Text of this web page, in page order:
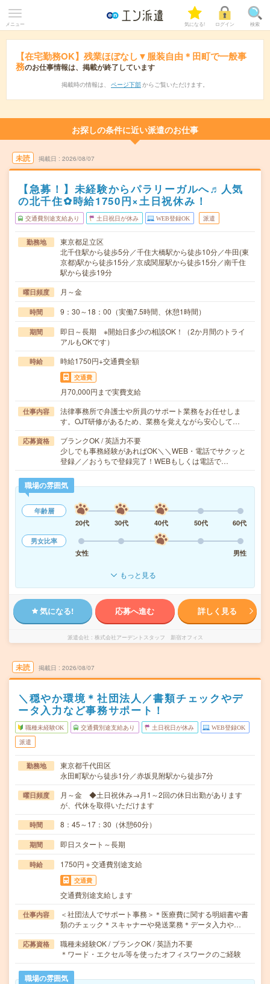
メニュー 気になる! ログイン 検索
【在宅勤務OK】残業ほぼなし▼服装自由＊田町で一般事
務のお仕事情報は、掲載が終了しています
掲載時の情報は、 ページ下部 からご覧いただけます。
お探しの条件に近い派遣のお仕事
未読 掲載日 2026/08/07
【急募！】未経験からパラリーガルへ♬人気
の北千住✿時給1750円×土日祝休み！
交通費別途支給あり 土日祝日が休み WEB登録OK 派遣
勤務地
東京都足立区
北千住駅から徒歩5分／千住大橋駅から徒歩10分／牛田(東
京都)駅から徒歩15分／京成関屋駅から徒歩15分／南千住
駅から徒歩19分
曜日頻度 月～金
時間 9：30～18：00（実働7.5時間、休憩1時間）
期間
即日～長期 ※開始日多少の相談OK！（2か月間のトライ
アルもOKです）
時給 時給1750円+交通費全額
交通費
月70,000円まで実費支給
仕事内容
法律事務所で弁護士や所員のサポート業務をお任せしま
す。OJT研修があるため、業務を覚えながら安心して…
応募資格
ブランクOK / 英語力不要
少しでも事務経験があればOK＼＼WEB・電話でサクッと
登録／／おうちで登録完了！WEBもしくは電話で…
職場の雰囲気
年齢層
20代
30代 40代 50代
60代
男女比率
女性
男性
もっと見る
気になる! 応募へ進む 詳しく見る
派遣会社 株式会社アーデントスタッフ 新宿オフィス
未読 掲載日 2026/08/07
＼穏やか環境＊社団法人／書類チェックやデ
ータ入力など事務サポート！
職種未経験OK 交通費別途支給あり 土日祝日が休み WEB登録OK
派遣
勤務地
東京都千代田区
永田町駅から徒歩1分／赤坂見附駅から徒歩7分
曜日頻度
月～金 ◆土日祝休み→月1～2回の休日出勤があります
が、代休を取得いただけます
時間 8：45～17：30（休憩60分）
期間 即日スタート～長期
時給 1750円＋交通費別途支給
交通費
交通費別途支給します
仕事内容
＜社団法人でサポート事務＞＊医療費に関する明細書や書
類のチェック＊スキャナーや発送業務＊データ入力や…
応募資格
職種未経験OK / ブランクOK / 英語力不要
＊ワード・エクセル等を使ったオフィスワークのご経験
職場の雰囲気